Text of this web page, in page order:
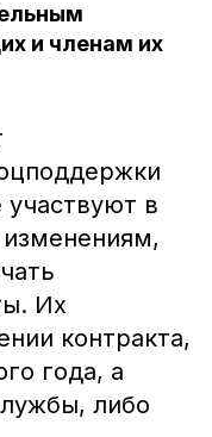
и членам их
в
Их
контракта,
года, а
либо